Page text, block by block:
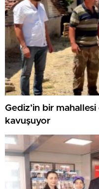
Gediz’in bir
kavuşuyor